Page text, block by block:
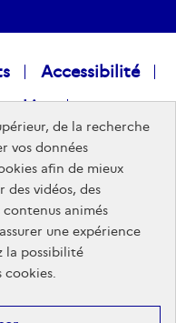
Accessibilité
Nous rejoindre
de la recherche
vos données
afin de mieux
des vidéos, des
animés
une expérience
la possibilité
cookies.